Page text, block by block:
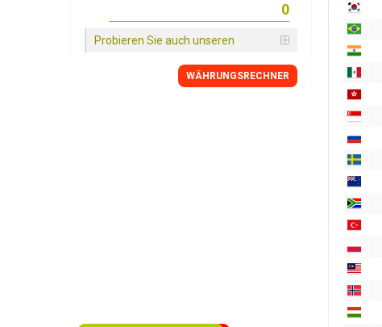
Probieren Sie auch unseren
WÄHRUNGSRECHNER